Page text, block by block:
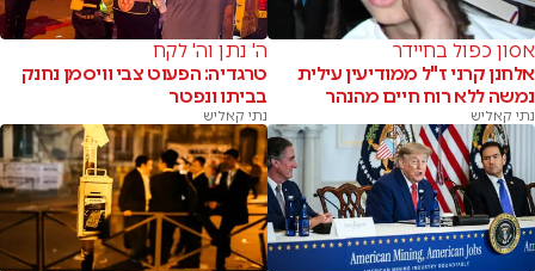
אסון כפול בחיידר
אלחנן קרני ז"ל ממודיעין עילית
נמשה ללא רוח חיים מהנהר
נתי קאליש
ה' נתן וה' לקח
טרגדיה: הפעוט צבי וויסמן נחנק
בביתו ונפטר
נתי קאליש